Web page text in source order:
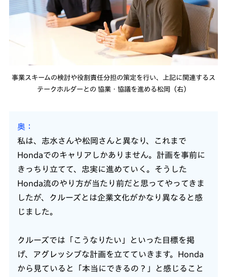
事業スキームの検討や役割責任分担の策定を行い、上記に関連するス
テークホルダーとの 協業・協議を進める松岡（右）
奥
私は、志水さんや松岡さんと異なり、これまで
Hondaでのキャリアしかありません。計画を事前に
きっちり立てて、忠実に進めていく。そうした
Honda流のやり方が当たり前だと思ってやってきま
したが、クルーズとは企業文化がかなり異なると感
じました。
クルーズでは「こうなりたい」といった目標を掲
げ、アグレッシブな計画を立てていきます。Honda
から見ていると「本当にできるの？」と感じること